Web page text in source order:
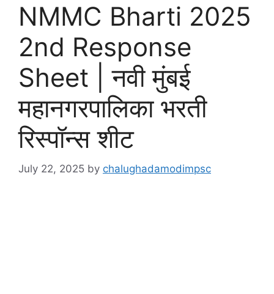
NMMC Bharti 2025
2nd Response
Sheet | नवी मुंबई
महानगरपालिका भरती
रिस्पॉन्स शीट
July 22, 2025 by chalughadamodimpsc